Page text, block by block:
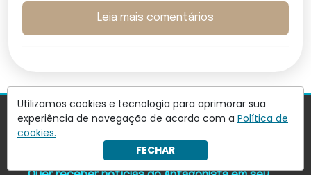
Leia mais comentários
Utilizamos cookies e tecnologia para aprimorar sua
experiência de navegação de acordo com a Política de
cookies.
FECHAR